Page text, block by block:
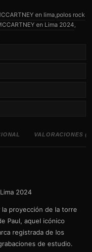
en lima polos rock
en Lima 2024
VALORACIONES
2024
la proyección de la torre
Paul, aquel icónico
registrada de los
de estudio.